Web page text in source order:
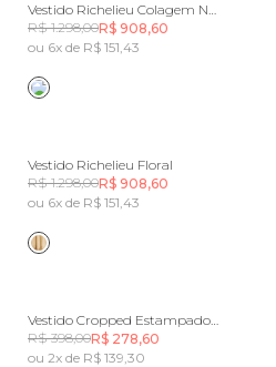
Vestido Richelieu Colagem Navy
R$ 1.298,00R$ 908,60
ou 6x de R$ 151,43
Vestido Richelieu Floral
R$ 1.298,00R$ 908,60
ou 6x de R$ 151,43
Vestido Cropped Estampado Flor Do Deserto
R$ 398,00R$ 278,60
ou 2x de R$ 139,30